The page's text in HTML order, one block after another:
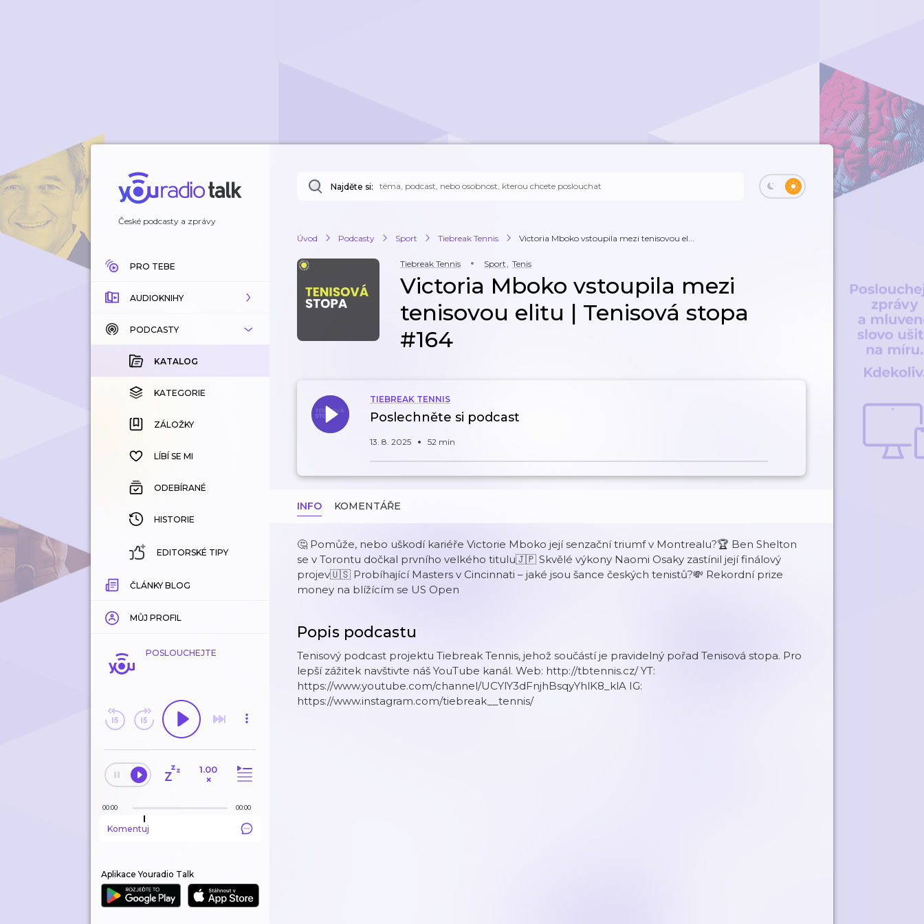
České podcasty a zprávy
PRO TEBE
AUDIOKNIHY
KATALOG
KOUPENÉ
KATEGORIE
ZÁLOŽKY
HISTORIE
PODCASTY
KATALOG
KATEGORIE
ZÁLOŽKY
LÍBÍ SE MI
ODEBÍRANÉ
HISTORIE
EDITORSKÉ TIPY
ČLÁNKY BLOG
MŮJ PROFIL
POSLOUCHEJTE
1.00
×
00:00 00:00
Komentuj
Aplikace Youradio Talk
Najděte si:
Úvod Podcasty Sport Tiebreak Tennis Victoria Mboko vstoupila mezi tenisovou el...
Tiebreak Tennis Sport, Tenis
Victoria Mboko vstoupila mezi
tenisovou elitu | Tenisová stopa
#164
TIEBREAK TENNIS
Poslechněte si podcast
13. 8. 2025 52 min
INFO KOMENTÁŘE
🤔 Pomůže, nebo uškodí kariéře Victorie Mboko její senzační triumf v Montrealu?🏆 Ben Shelton
se v Torontu dočkal prvního velkého titulu🇯🇵 Skvělé výkony Naomi Osaky zastínil její finálový
projev🇺🇸 Probíhající Masters v Cincinnati – jaké jsou šance českých tenistů?💸 Rekordní prize
money na blížícím se US Open
Popis podcastu
Tenisový podcast projektu Tiebreak Tennis, jehož součástí je pravidelný pořad Tenisová stopa. Pro
lepší zážitek navštivte náš YouTube kanál. Web: http://tbtennis.cz/ YT:
https://www.youtube.com/channel/UCYlY3dFnjhBsqyYhlK8_klA IG:
https://www.instagram.com/tiebreak__tennis/